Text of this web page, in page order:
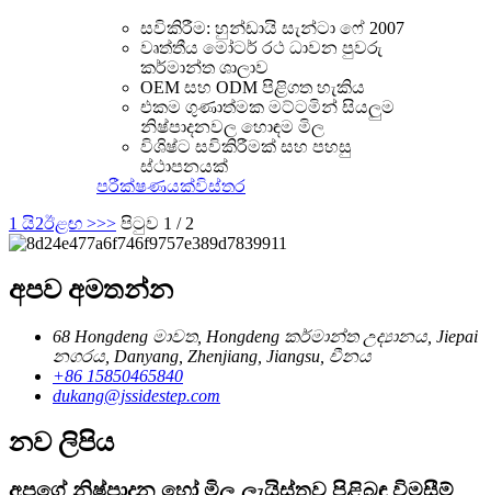
සවිකිරීම: හුන්ඩායි සැන්ටා ෆේ 2007
වෘත්තීය මෝටර් රථ ධාවන පුවරු
කර්මාන්ත ශාලාව
OEM සහ ODM පිළිගත හැකිය
එකම ගුණාත්මක මට්ටමින් සියලුම
නිෂ්පාදනවල හොඳම මිල
විශිෂ්ට සවිකිරීමක් සහ පහසු
ස්ථාපනයක්
පරීක්ෂණයක්විස්තර
1 යි2ඊළඟ >>> පිටුව 1 / 2
අපව අමතන්න
68 Hongdeng මාවත, Hongdeng කර්මාන්ත උද්‍යානය, Jiepai
නගරය, Danyang, Zhenjiang, Jiangsu, චීනය
+86 15850465840
dukang@jssidestep.com
නව ලිපිය